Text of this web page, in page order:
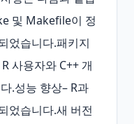
및 Makefile이 정
었습니다.패키지
사용자와 C++ 개
.성능 향상– R과
었습니다.새 버전